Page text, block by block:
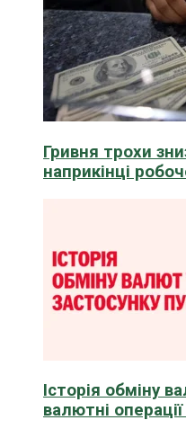
Гривня трохи
наприкінці
Історія обміну
валютні